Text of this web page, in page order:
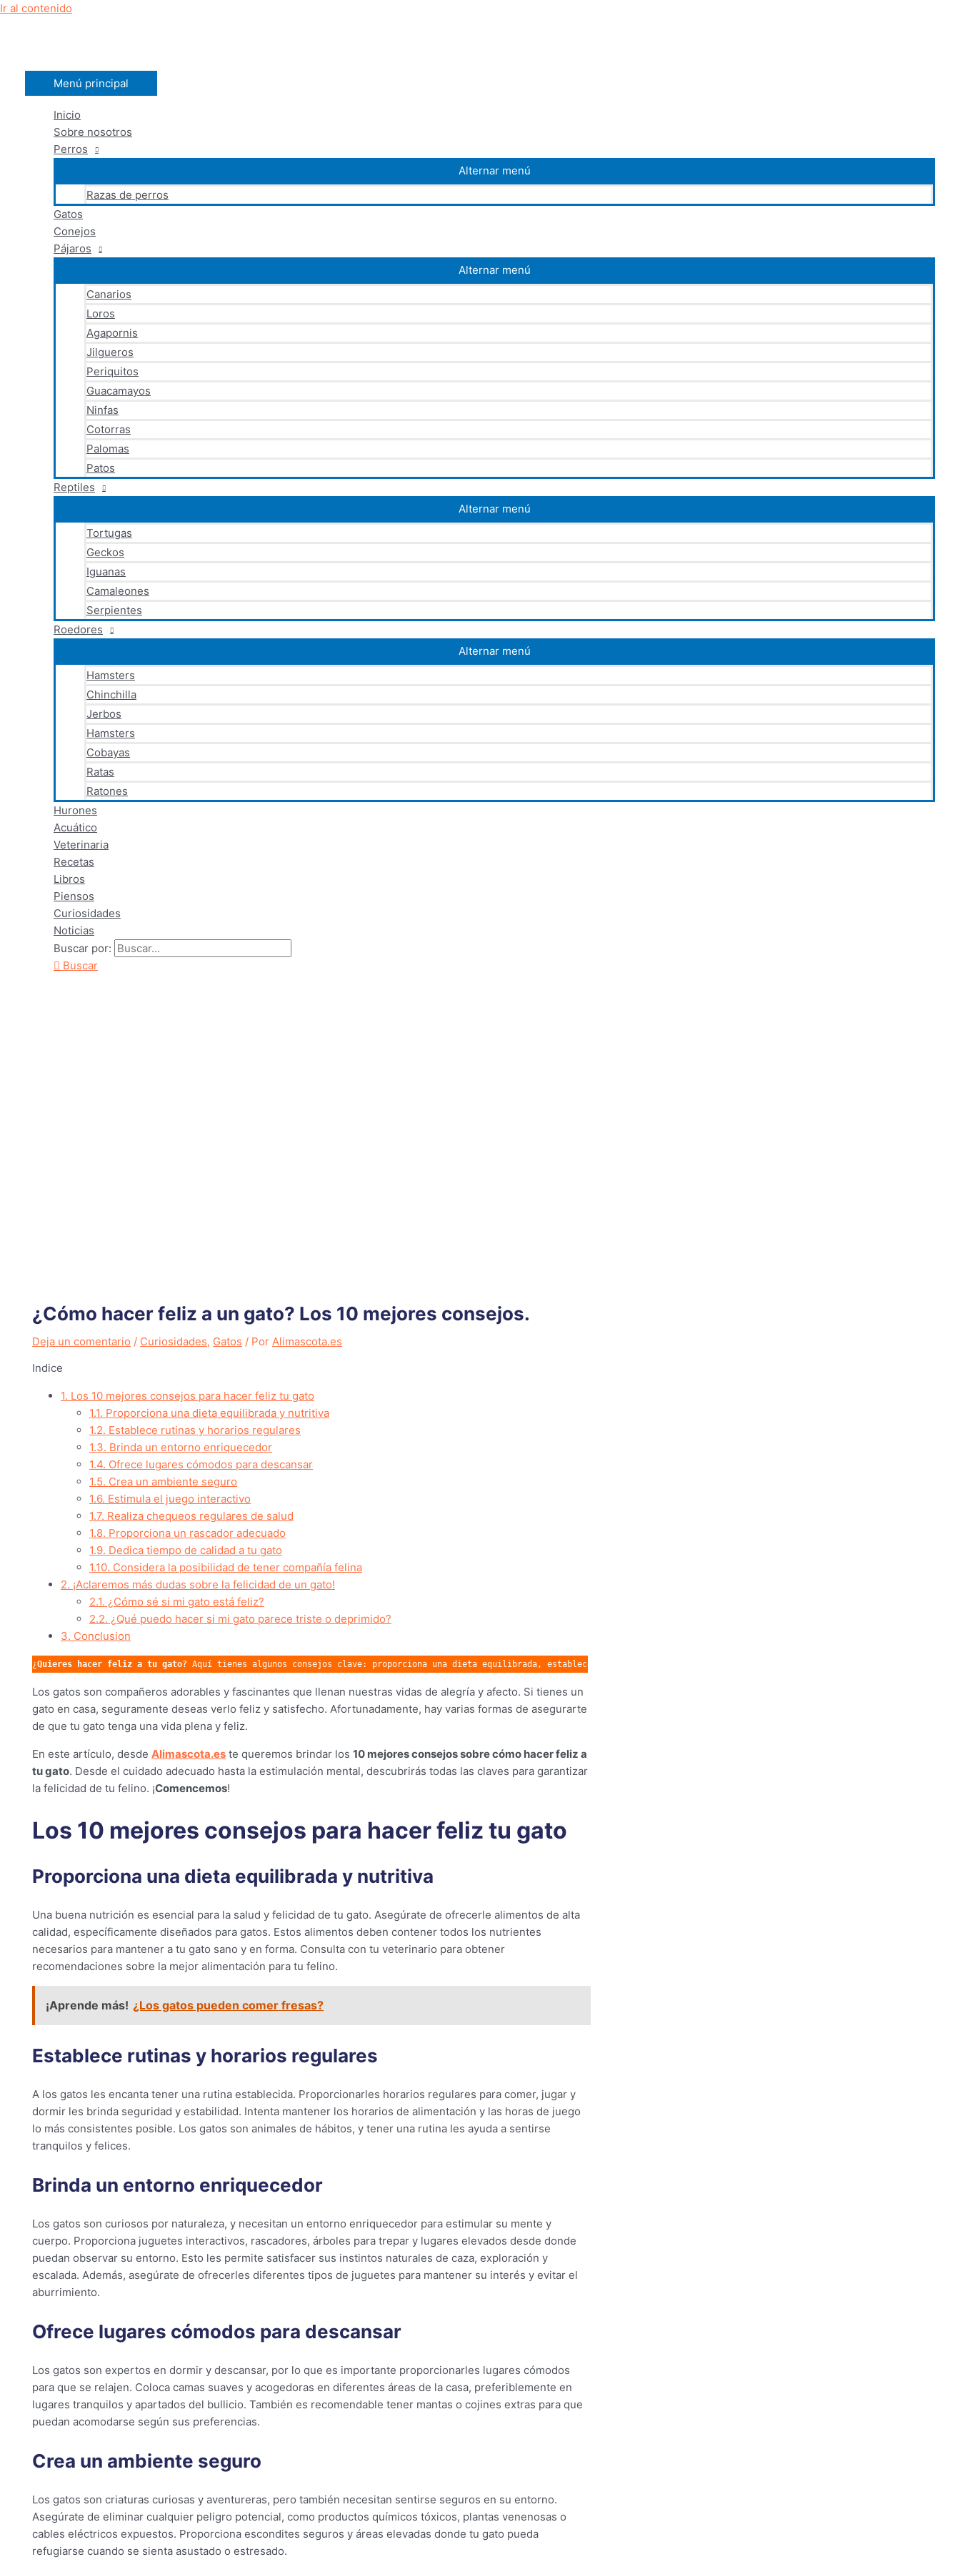
Ir al contenido
Menú principal
Inicio
Sobre nosotros
Perros
Alternar menú
Razas de perros
Gatos
Conejos
Pájaros
Alternar menú
Canarios
Loros
Agapornis
Jilgueros
Periquitos
Guacamayos
Ninfas
Cotorras
Palomas
Patos
Reptiles
Alternar menú
Tortugas
Geckos
Iguanas
Camaleones
Serpientes
Roedores
Alternar menú
Hamsters
Chinchilla
Jerbos
Hamsters
Cobayas
Ratas
Ratones
Hurones
Acuático
Veterinaria
Recetas
Libros
Piensos
Curiosidades
Noticias
Buscar por:
Buscar
¿Cómo hacer feliz a un gato? Los 10 mejores consejos.
Deja un comentario / Curiosidades, Gatos / Por Alimascota.es
Indice
1. Los 10 mejores consejos para hacer feliz tu gato
1.1. Proporciona una dieta equilibrada y nutritiva
1.2. Establece rutinas y horarios regulares
1.3. Brinda un entorno enriquecedor
1.4. Ofrece lugares cómodos para descansar
1.5. Crea un ambiente seguro
1.6. Estimula el juego interactivo
1.7. Realiza chequeos regulares de salud
1.8. Proporciona un rascador adecuado
1.9. Dedica tiempo de calidad a tu gato
1.10. Considera la posibilidad de tener compañía felina
2. ¡Aclaremos más dudas sobre la felicidad de un gato!
2.1. ¿Cómo sé si mi gato está feliz?
2.2. ¿Qué puedo hacer si mi gato parece triste o deprimido?
3. Conclusion
¿Quieres hacer feliz a tu gato? Aquí tienes algunos consejos clave: proporciona una dieta equilibrada, establece rutinas regulares, brinda un entorno enriquecedor, ofrece lugares
Los gatos son compañeros adorables y fascinantes que llenan nuestras vidas de alegría y afecto. Si tienes un
gato en casa, seguramente deseas verlo feliz y satisfecho. Afortunadamente, hay varias formas de asegurarte
de que tu gato tenga una vida plena y feliz.
En este artículo, desde Alimascota.es te queremos brindar los 10 mejores consejos sobre cómo hacer feliz a
tu gato. Desde el cuidado adecuado hasta la estimulación mental, descubrirás todas las claves para garantizar
la felicidad de tu felino. ¡Comencemos!
Los 10 mejores consejos para hacer feliz tu gato
Proporciona una dieta equilibrada y nutritiva
Una buena nutrición es esencial para la salud y felicidad de tu gato. Asegúrate de ofrecerle alimentos de alta
calidad, específicamente diseñados para gatos. Estos alimentos deben contener todos los nutrientes
necesarios para mantener a tu gato sano y en forma. Consulta con tu veterinario para obtener
recomendaciones sobre la mejor alimentación para tu felino.
¡Aprende más! ¿Los gatos pueden comer fresas?
Establece rutinas y horarios regulares
A los gatos les encanta tener una rutina establecida. Proporcionarles horarios regulares para comer, jugar y
dormir les brinda seguridad y estabilidad. Intenta mantener los horarios de alimentación y las horas de juego
lo más consistentes posible. Los gatos son animales de hábitos, y tener una rutina les ayuda a sentirse
tranquilos y felices.
Brinda un entorno enriquecedor
Los gatos son curiosos por naturaleza, y necesitan un entorno enriquecedor para estimular su mente y
cuerpo. Proporciona juguetes interactivos, rascadores, árboles para trepar y lugares elevados desde donde
puedan observar su entorno. Esto les permite satisfacer sus instintos naturales de caza, exploración y
escalada. Además, asegúrate de ofrecerles diferentes tipos de juguetes para mantener su interés y evitar el
aburrimiento.
Ofrece lugares cómodos para descansar
Los gatos son expertos en dormir y descansar, por lo que es importante proporcionarles lugares cómodos
para que se relajen. Coloca camas suaves y acogedoras en diferentes áreas de la casa, preferiblemente en
lugares tranquilos y apartados del bullicio. También es recomendable tener mantas o cojines extras para que
puedan acomodarse según sus preferencias.
Crea un ambiente seguro
Los gatos son criaturas curiosas y aventureras, pero también necesitan sentirse seguros en su entorno.
Asegúrate de eliminar cualquier peligro potencial, como productos químicos tóxicos, plantas venenosas o
cables eléctricos expuestos. Proporciona escondites seguros y áreas elevadas donde tu gato pueda
refugiarse cuando se sienta asustado o estresado.